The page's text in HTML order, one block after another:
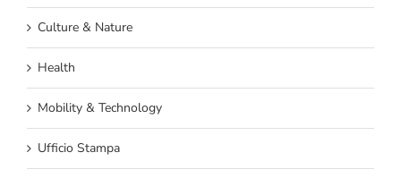
Culture & Nature
Health
Mobility & Technology
Ufficio Stampa